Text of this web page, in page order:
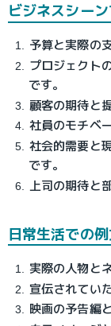
ビジネスシー
予算と実際の
プロジェクト
です。
顧客の期待と
社員のモチベ
社会的需要と
です。
上司の期待と
日常生活での
実際の人物と
宣伝されてい
映画の予告編